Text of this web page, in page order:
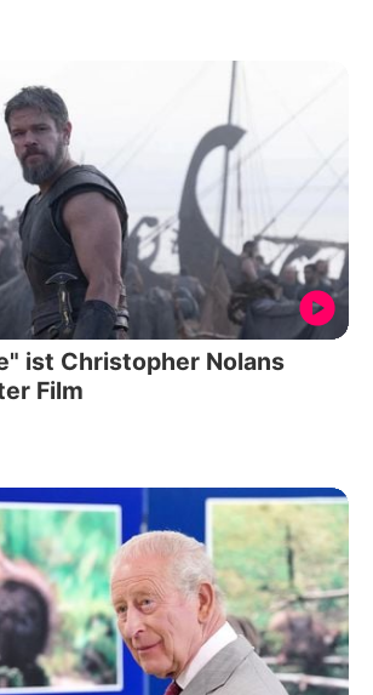
ist Christopher Nolans
Film